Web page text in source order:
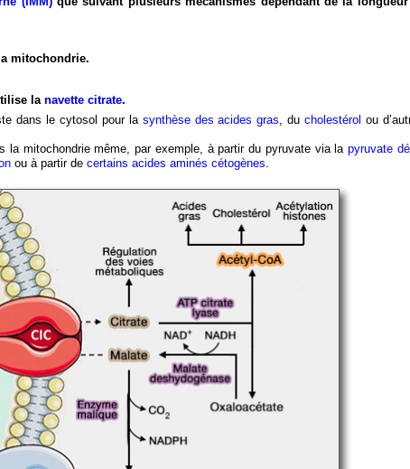
mitochondrie.
lanavette citrate.
dans le cytosol pour la synthèse des acides gras, ducholestérol ou
la mitochondrie même, par exemple, à partir du pyruvate via lapyruvate
ou à partir decertains acides aminés cétogènes.